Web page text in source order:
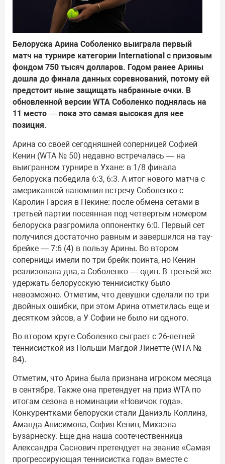
Белоруска Арина Соболенко выиграла первый
матч на турнире категории International с призовым
фондом 750 тысяч долларов. Годом ранее Арины
дошла до финала данных соревнований, потому ей
предстоит ныне защищать набранные очки. В
обновленной версии WTA Соболенко поднялась на
11 место — пока это самая высокая для нее
позиция.
Арина со своей сегодняшней соперницей Софией
Кенин (WTA № 50) недавно встречалась — на
выигранном турнире в Ухане: в 1/8 финала
белоруска победила 6:3, 6:3. А итог нового матча с
американкой напомнил встречу Соболенко с
Каролин Гарсия в Пекине: после обмена сетами в
третьей партии посеянная под четвертым номером
белоруска разгромила оппонентку 6:0. Первый сет
получился достаточно равным и завершился на тау-
брейке — 7:6 (4) в пользу Арины. Во втором
соперницы имели по три брейк-поинта, но Кенин
реализовала два, а Соболенко — один. В третьей же
удержать белорусскую теннисистку было
невозможно. Отметим, что девушки сделали по три
двойных ошибки, при этом Арина отметилась еще и
десятком эйсов, а У Софии не было ни одного.
Во втором круге Соболенко сыграет с 26-летней
теннисисткой из Польши Магдой Линетте (WTA №
84).
Отметим, что Арина была признана игроком месяца
в сентябре. Также она претендует на приз WTA по
итогам сезона в номинации «Новичок года».
Конкурентками белоруски стали Даниэль Коллинз,
Аманда Анисимова, София Кенин, Михаэла
Бузарнеску. Еще дна наша соотечественница
Александра Саснович претендует на звание «Самая
прогрессирующая теннисистка года» вместе с